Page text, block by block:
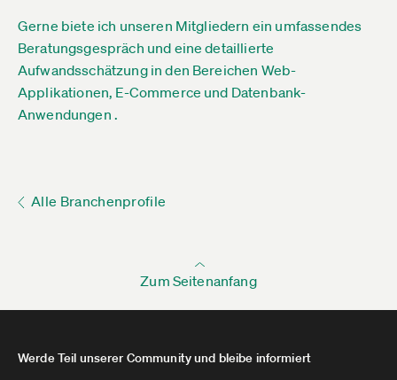
Gerne biete ich unseren Mitgliedern ein umfassendes
Beratungsgespräch und eine detaillierte
Aufwandsschätzung in den Bereichen Web-
Applikationen, E-Commerce und Datenbank-
Anwendungen .
Alle Branchenprofile
Zum Seitenanfang
Werde Teil unserer Community und bleibe informiert